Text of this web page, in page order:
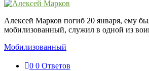
Алексей Марков погиб 20 января, ему
мобилизованный, служил в одной из
Мобилизованный
0 0 Ответов